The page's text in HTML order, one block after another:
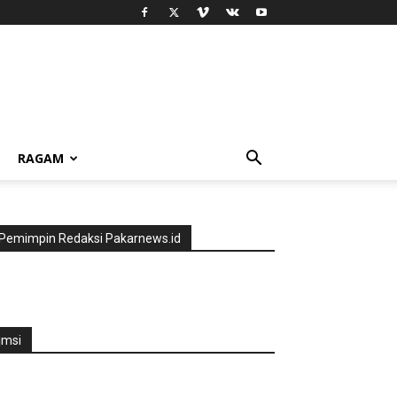
RAGAM
Pemimpin Redaksi Pakarnews.id